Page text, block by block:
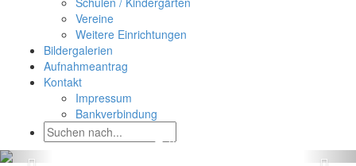
Vereine
Weitere Einrichtungen
Bildergalerien
Aufnahmeantrag
Kontakt
Impressum
Bankverbindung